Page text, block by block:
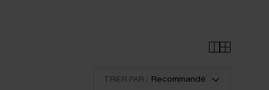
TRIER PAR : Recommandé